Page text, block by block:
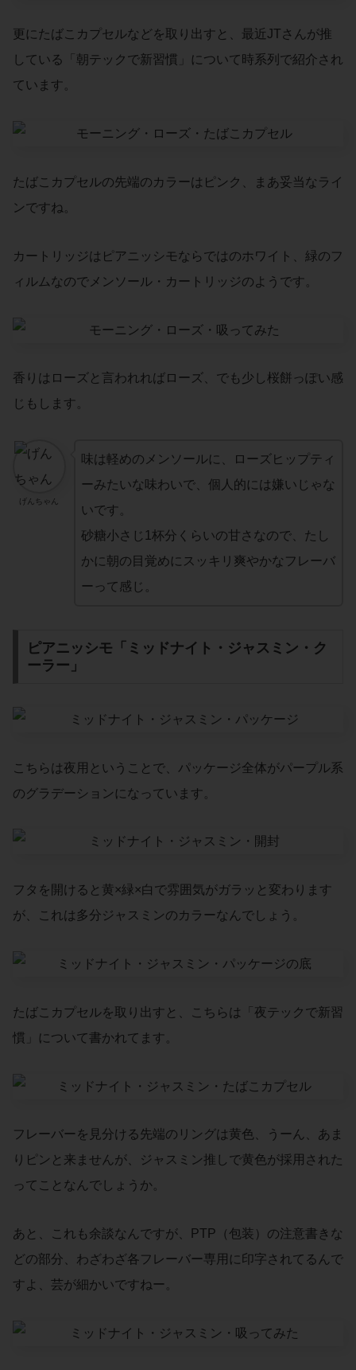
更にたばこカプセルなどを取り出すと、最近JTさんが推
している「朝テックで新習慣」について時系列で紹介され
ています。
たばこカプセルの先端のカラーはピンク、まあ妥当なライ
ンですね。
カートリッジはピアニッシモならではのホワイト、緑のフ
ィルムなのでメンソール・カートリッジのようです。
香りはローズと言われればローズ、でも少し桜餅っぽい感
じもします。
げんちゃん
味は軽めのメンソールに、ローズヒップティ
ーみたいな味わいで、個人的には嫌いじゃな
いです。
砂糖小さじ1杯分くらいの甘さなので、たし
かに朝の目覚めにスッキリ爽やかなフレーバ
ーって感じ。
ピアニッシモ「ミッドナイト・ジャスミン・ク
ーラー」
こちらは夜用ということで、パッケージ全体がパープル系
のグラデーションになっています。
フタを開けると黄×緑×白で雰囲気がガラッと変わります
が、これは多分ジャスミンのカラーなんでしょう。
たばこカプセルを取り出すと、こちらは「夜テックで新習
慣」について書かれてます。
フレーバーを見分ける先端のリングは黄色、うーん、あま
りピンと来ませんが、ジャスミン推しで黄色が採用された
ってことなんでしょうか。
あと、これも余談なんですが、PTP（包装）の注意書きな
どの部分、わざわざ各フレーバー専用に印字されてるんで
すよ、芸が細かいですねー。